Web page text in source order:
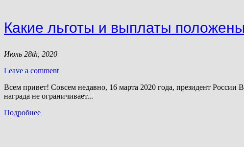
Какие льготы и выплаты
Июль 28th, 2020
Leave a comment
Всем привет! Совсем недавно, 16 марта 2020 года, президент
награда не ограничивает...
Подробнее